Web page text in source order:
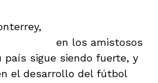
en los amistosos
sigue siendo fuerte, y
el desarrollo del fútbol